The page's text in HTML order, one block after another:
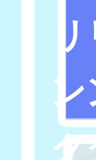
リ
ン
ク